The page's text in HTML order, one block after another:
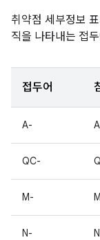
취약점 세부정보 표
직을 나타내는 접
접두어
A-
QC-
M-
N-